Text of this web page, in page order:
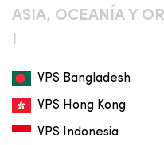
ASIA, OCEANÍA Y
I
VPS Bangladesh
VPS Hong Kong
VPS Indonesia